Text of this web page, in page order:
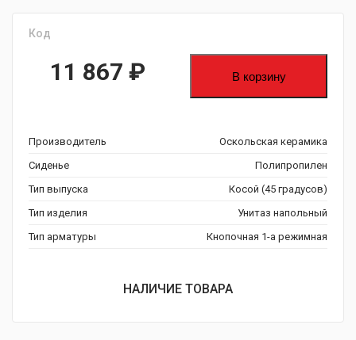
Код
11 867 ₽ В корзину
Производитель
Оскольская керамика
Сиденье
Полипропилен
Тип выпуска
Косой (45 градусов)
Тип изделия
Унитаз напольный
Тип арматуры
Кнопочная 1-а режимная
НАЛИЧИЕ ТОВАРА